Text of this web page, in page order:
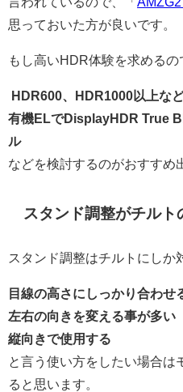
思っておいた方が良いです。
もし高いHDR体験を求めるの
HDR600、HDR1000以上な
有機ELでDisplayHDR True
ル
などを検討するのがおすすめ
スタンド調整がチルト
スタンド調整はチルトにしか
目線の高さにしっかり合わせ
左右の向きを変える事が多い
縦向きで使用する
と言う使い方をしたい場合は
ると思います。